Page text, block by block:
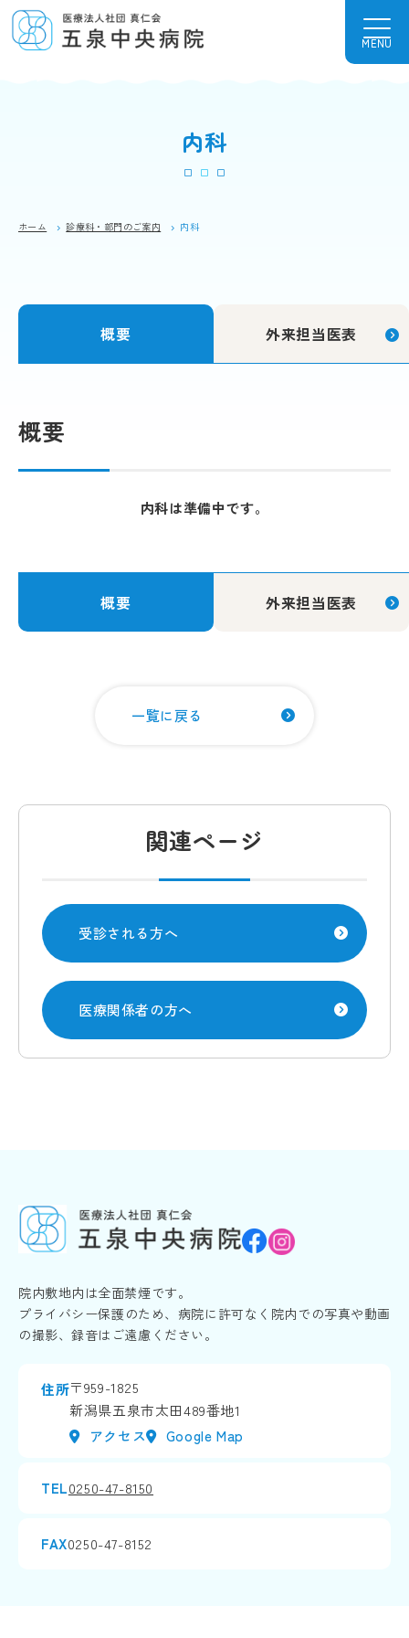
MENU
内科
ホーム 診療科・部門のご案内 内科
概要 外来担当医表
概要
内科は準備中です。
概要 外来担当医表
一覧に戻る
関連ページ
受診される方へ
医療関係者の方へ
院内敷地内は全面禁煙です。
プライバシー保護のため、病院に許可なく院内での写真や動画
の撮影、録音はご遠慮ください。
住所〒959-1825
新潟県五泉市太田489番地1
アクセス
Google Map
TEL0250-47-8150
FAX0250-47-8152